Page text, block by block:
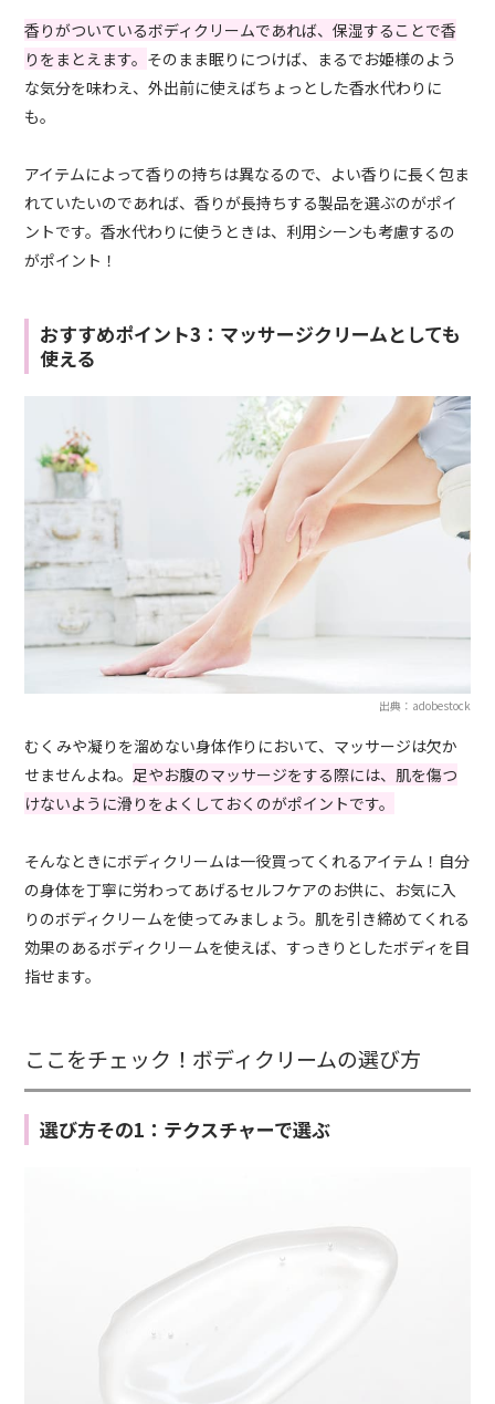
香りがついているボディクリームであれば、保湿することで香
りをまとえます。 そのまま眠りにつけば、まるでお姫様のよう
な気分を味わえ、外出前に使えばちょっとした香水代わりに
も。
アイテムによって香りの持ちは異なるので、よい香りに長く包ま
れていたいのであれば、香りが長持ちする製品を選ぶのがポイ
ントです。香水代わりに使うときは、利用シーンも考慮するの
がポイント！
おすすめポイント3：マッサージクリームとしても
使える
出典：adobestock
むくみや凝りを溜めない身体作りにおいて、マッサージは欠か
せませんよね。 足やお腹のマッサージをする際には、肌を傷つ
けないように滑りをよくしておくのがポイントです。
そんなときにボディクリームは一役買ってくれるアイテム！自分
の身体を丁寧に労わってあげるセルフケアのお供に、お気に入
りのボディクリームを使ってみましょう。肌を引き締めてくれる
効果のあるボディクリームを使えば、すっきりとしたボディを目
指せます。
ここをチェック！ボディクリームの選び方
選び方その1：テクスチャーで選ぶ